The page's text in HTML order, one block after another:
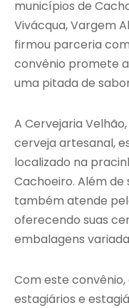
municípios de
Vivácqua, Vargem
firmou parceria
convênio promete
uma pitada de
A Cervejaria
cerveja artesanal,
localizado na
Cachoeiro. Além de
também atende
oferecendo suas
embalagens
Com este
estagiários e